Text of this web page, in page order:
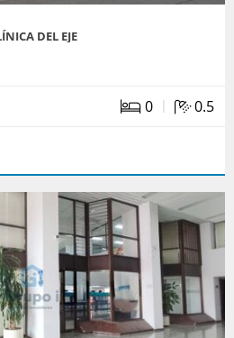
DEL EJE
0 | 0.5